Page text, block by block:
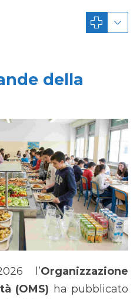
della
l’Organizzazione
(OMS) ha pubblicato